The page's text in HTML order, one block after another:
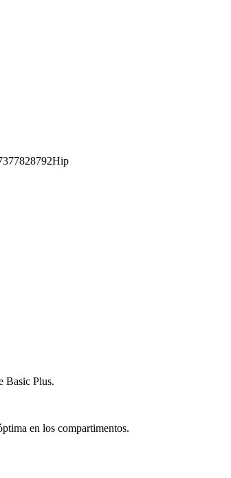
Basic Plus.
en los compartimentos.